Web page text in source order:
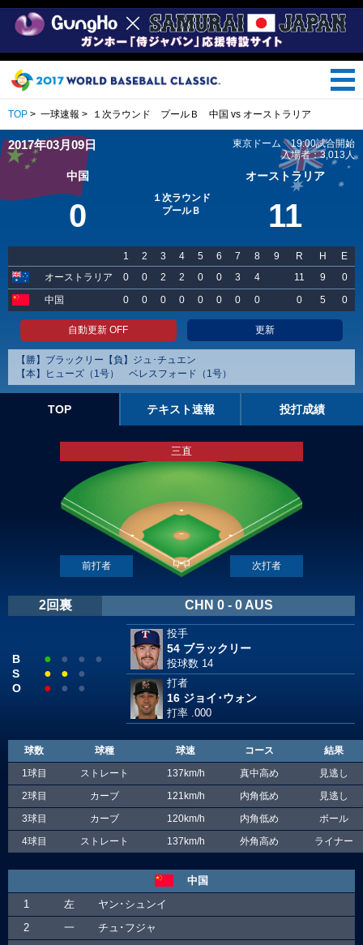
TOP > 一球速報 > １次ラウンド プールＢ 中国 vs オーストラリア
2017年03月09日
東京ドーム 19:00試合開始
入場者：3,013人
中国
0
１次ラウンド
プールＢ
オーストラリア
11
1 2 3 4 5 6 7 8 9 R H
E
オーストラリア
0 0 2 2 0 0 3 4 11 9
0
中国
0 0 0 0 0 0 0 0 0 5 0
自動更新 OFF 更新
【勝】ブラックリー【負】ジュ･チュエン
【本】ヒューズ（1号） ベレスフォード（1号）
TOP テキスト速報 投打成績